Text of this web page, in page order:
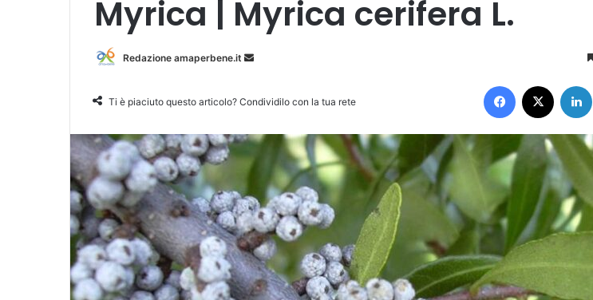
Myrica | Myrica cerifera L.
Redazione amaperbene.it
a
e
m
a
i
l
Ti è piaciuto questo articolo? Condividilo con la tua rete